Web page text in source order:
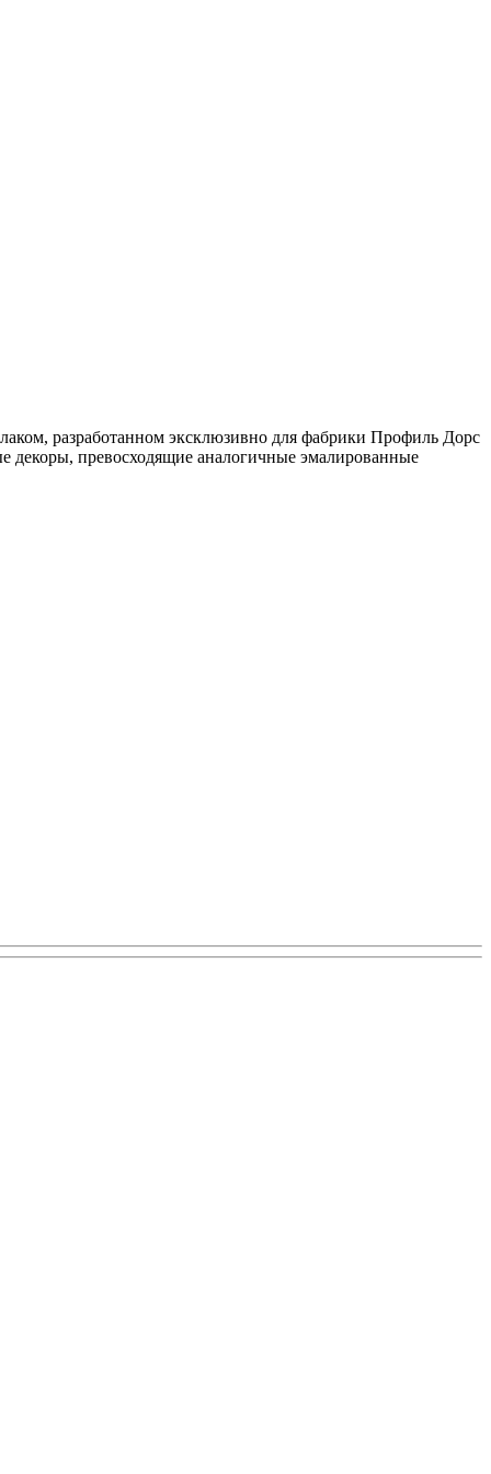
разработанном эксклюзивно для фабрики Профиль Дорс
декоры, превосходящие аналогичные эмалированные